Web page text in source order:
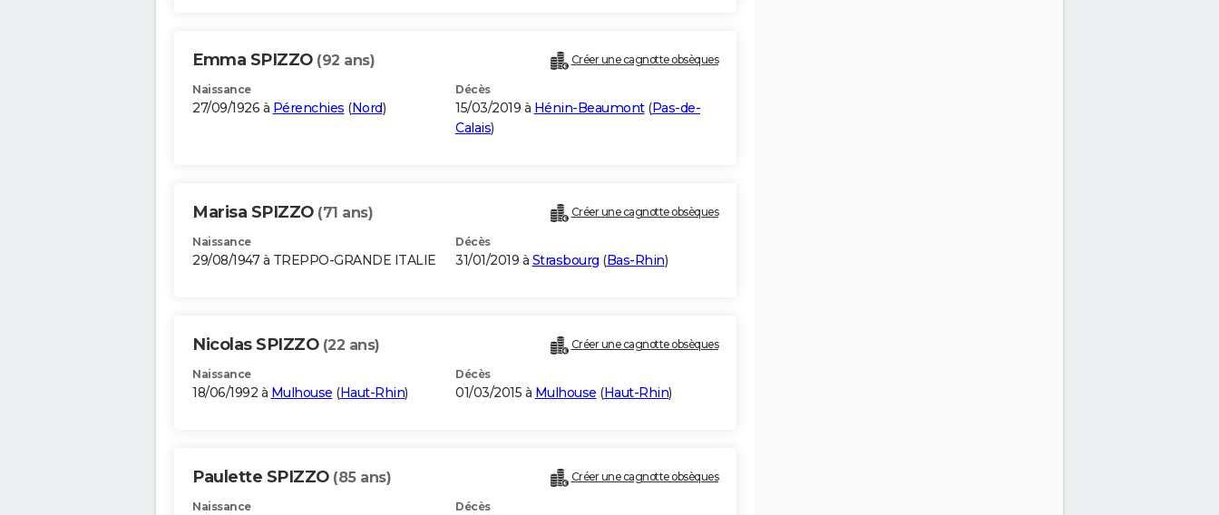
Emma SPIZZO (92 ans) Créer une cagnotte obsèques
Naissance
27/09/1926 à Pérenchies (Nord)
Décès
15/03/2019 à Hénin-Beaumont(Pas-de-
Calais)
Marisa SPIZZO (71 ans) Créer une cagnotte obsèques
Naissance
29/08/1947 à TREPPO-GRANDE ITALIE
Décès
31/01/2019 à Strasbourg (Bas-Rhin)
Nicolas SPIZZO (22 ans) Créer une cagnotte obsèques
Naissance
18/06/1992 à Mulhouse (Haut-Rhin)
Décès
01/03/2015 à Mulhouse (Haut-Rhin)
Paulette SPIZZO (85 ans) Créer une cagnotte obsèques
Naissance Décès